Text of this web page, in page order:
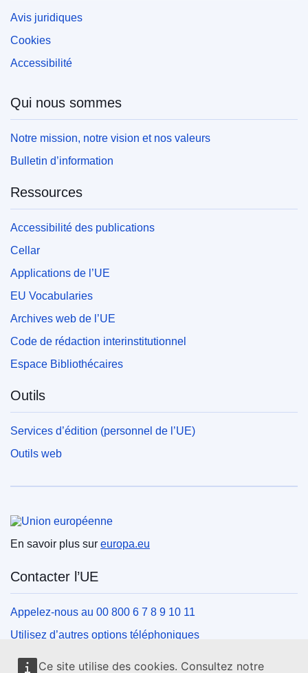
Ce site utilise des cookies. Consultez notre
Avis juridiques
Cookies
Accessibilité
Qui nous sommes
Notre mission, notre vision et nos valeurs
Bulletin d’information
Ressources
Accessibilité des publications
Cellar
Applications de l’UE
EU Vocabularies
Archives web de l’UE
Code de rédaction interinstitutionnel
Espace Bibliothécaires
Outils
Services d’édition (personnel de l’UE)
Outils web
En savoir plus sur europa.eu
Contacter l’UE
Appelez-nous au 00 800 6 7 8 9 10 11
Utilisez d’autres options téléphoniques
Écrivez-nous au moyen de notre formulaire de contact